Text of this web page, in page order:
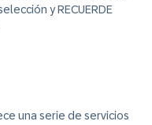
y RECUERDE
una serie de servicios